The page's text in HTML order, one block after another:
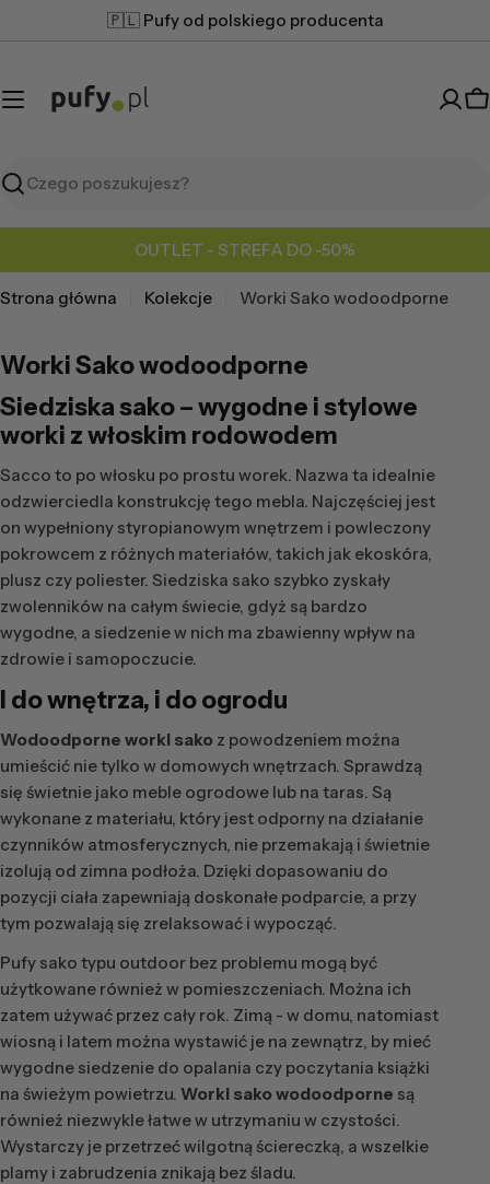
do
🇵🇱 Pufy od polskiego producenta
Szukaj
OUTLET - STREFA DO -50%
Strona główna Kolekcje Worki Sako wodoodporne
Worki Sako wodoodporne
Siedziska sako – wygodne i stylowe
worki z włoskim rodowodem
Sacco to po włosku po prostu worek. Nazwa ta idealnie
odzwierciedla konstrukcję tego mebla. Najczęściej jest
on wypełniony styropianowym wnętrzem i powleczony
pokrowcem z różnych materiałów, takich jak ekoskóra,
plusz czy poliester. Siedziska sako szybko zyskały
zwolenników na całym świecie, gdyż są bardzo
wygodne, a siedzenie w nich ma zbawienny wpływ na
zdrowie i samopoczucie.
I do wnętrza, i do ogrodu
Wodoodporne worki sako z powodzeniem można
umieścić nie tylko w domowych wnętrzach. Sprawdzą
się świetnie jako meble ogrodowe lub na taras. Są
wykonane z materiału, który jest odporny na działanie
czynników atmosferycznych, nie przemakają i świetnie
izolują od zimna podłoża. Dzięki dopasowaniu do
pozycji ciała zapewniają doskonałe podparcie, a przy
tym pozwalają się zrelaksować i wypocząć.
Pufy sako typu outdoor bez problemu mogą być
użytkowane również w pomieszczeniach. Można ich
zatem używać przez cały rok. Zimą - w domu, natomiast
wiosną i latem można wystawić je na zewnątrz, by mieć
wygodne siedzenie do opalania czy poczytania książki
na świeżym powietrzu. Worki sako wodoodporne są
również niezwykle łatwe w utrzymaniu w czystości.
Wystarczy je przetrzeć wilgotną ściereczką, a wszelkie
plamy i zabrudzenia znikają bez śladu.